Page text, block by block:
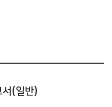
서(일반)